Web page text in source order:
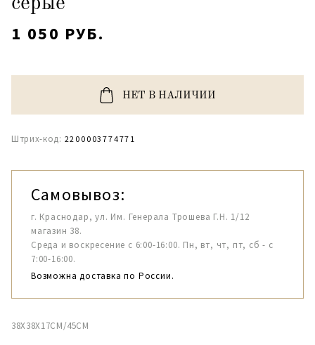
1 050 РУБ.
НЕТ В НАЛИЧИИ
Штрих-код: 2200003774771
Самовывоз:
г. Краснодар, ул. Им. Генерала Трошева Г.Н. 1/12
магазин 38.
Среда и воскресение с 6:00-16:00. Пн, вт, чт, пт, сб - с
7:00-16:00.
Возможна доставка по России.
38X38X17CM/45CM